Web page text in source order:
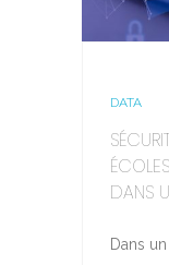
DATA
DANS
Dans